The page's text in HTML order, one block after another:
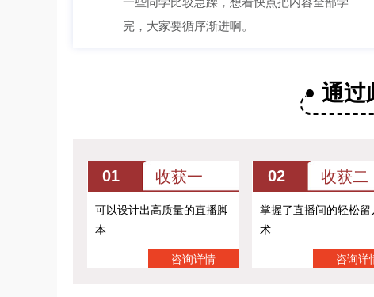
完，大家要循序渐进啊。
通过
01 收获一
可以设计出高质量的直播脚
本
咨询详情
02 收获二
掌握了直播间的轻松留
术
咨询详